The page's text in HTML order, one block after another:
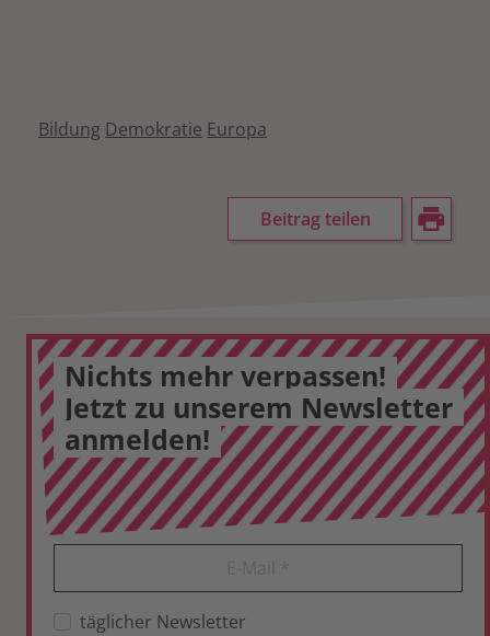
Bildung Demokratie Europa
Beitrag teilen
Nichts mehr verpassen!
Jetzt zu unserem Newsletter
anmelden!
täglicher Newsletter